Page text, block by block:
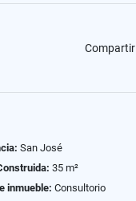
Compartir
San José
35 m²
inmueble: Consultorio